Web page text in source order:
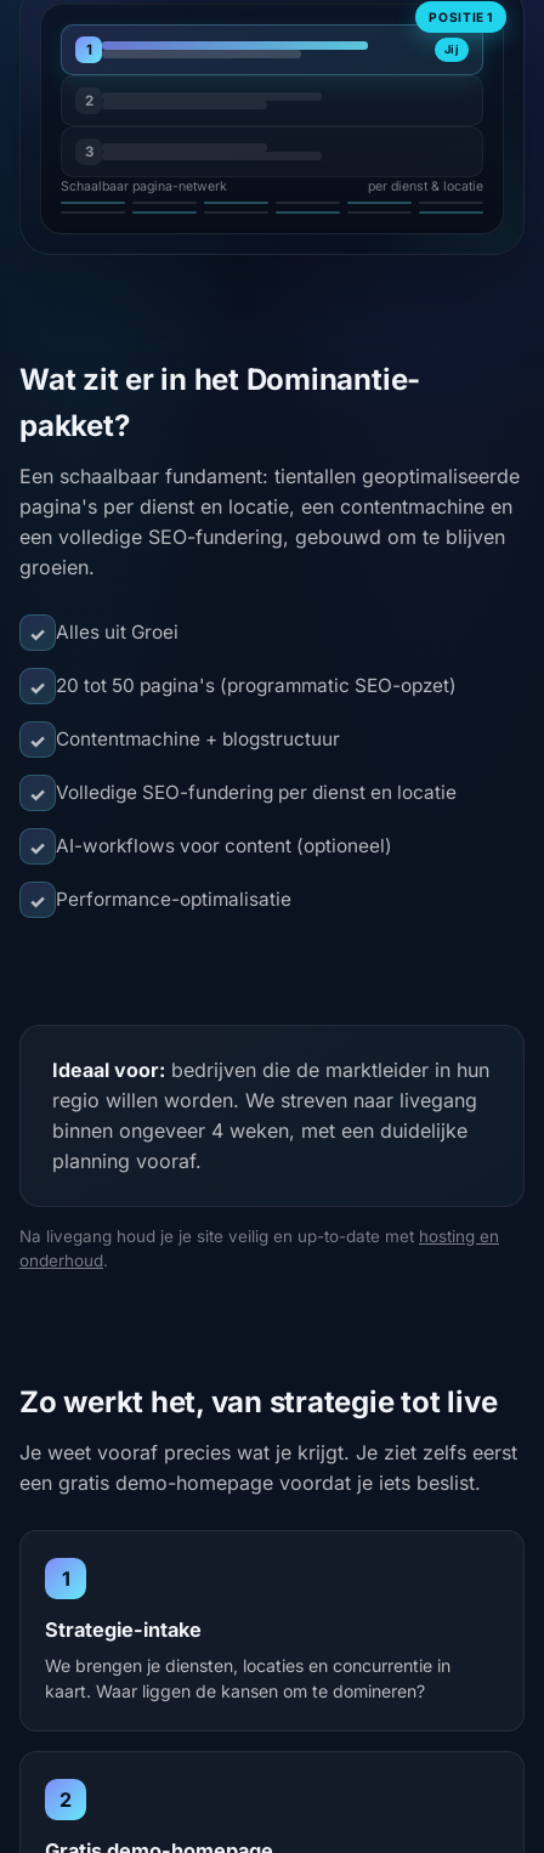
POSITIE 1
1 Jij
2
3
Schaalbaar pagina-netwerk per dienst & locatie
Wat zit er in het Dominantie-
pakket?
Een schaalbaar fundament: tientallen geoptimaliseerde
pagina's per dienst en locatie, een contentmachine en
een volledige SEO-fundering, gebouwd om te blijven
groeien.
✓ Alles uit Groei
✓ 20 tot 50 pagina's (programmatic SEO-opzet)
✓ Contentmachine + blogstructuur
✓ Volledige SEO-fundering per dienst en locatie
✓ AI-workflows voor content (optioneel)
✓ Performance-optimalisatie
Ideaal voor: bedrijven die de marktleider in hun
regio willen worden. We streven naar livegang
binnen ongeveer 4 weken, met een duidelijke
planning vooraf.
Na livegang houd je je site veilig en up-to-date met hosting en
onderhoud.
Zo werkt het, van strategie tot live
Je weet vooraf precies wat je krijgt. Je ziet zelfs eerst
een gratis demo-homepage voordat je iets beslist.
1
Strategie-intake
We brengen je diensten, locaties en concurrentie in
kaart. Waar liggen de kansen om te domineren?
2